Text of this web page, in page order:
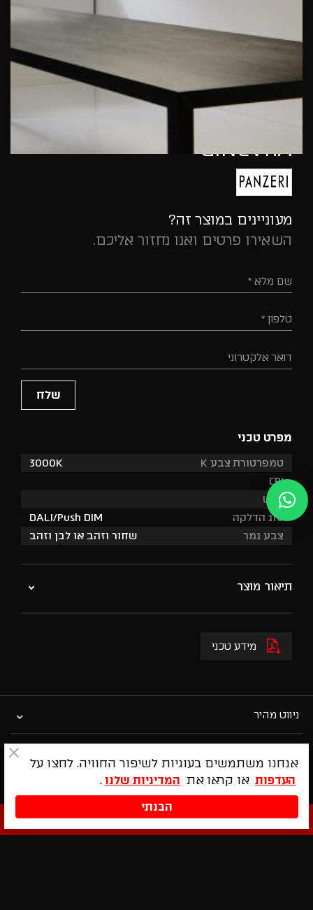
GINEVRA
מעוניינים במוצר זה?
השאירו פרטים ואנו נחזור אליכם.
שם מלא *
טלפון *
דואר אלקטרוני
מפרט טכני
טמפרטורת צבע K
3000K
CRI
UGR
סוג הדלקה
DALI/Push DIM
צבע גמר
שחור וזהב או לבן וזהב
תיאור מוצר
שחור וזהב מבפנים או מבחוץ לבן וזהב בפנים.
צבעים מותאמים אישית זמינים לפי בקשה. אידיאלי עבור
2 גדלים: קוטר 53, קוטר 80.
מידע טכני
ניווט מהיר
לקביעת פגישהללא עלות
אנחנו משתמשים בעוגיות לשיפור החוויה. לחצו על
העדפות או קראו את המדיניות שלנו .
הבנתי